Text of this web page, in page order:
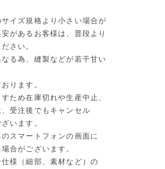
イズ規格より小さい場合が
があるお客様は、普段より
さい。
る為、縫製などが若干甘い
ります。
ため在庫切れや生産中止、
受注後でもキャンセル
います。
スマートフォンの画面に
合がございます。
様（細部、素材など）の